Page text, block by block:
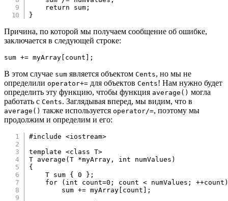
return sum ;
}
Причина, по которой мы получаем сообщение об ошибке,
заключается в следующей строке:
sum += myArray count ;
В этом случае sum является объектом Cents, но мы не
определили operator+= для объектов Cents! Нам нужно будет
определить эту функцию, чтобы функция average() могла
работать с Cents. Заглядывая вперед, мы видим, что в
average() также используется operator/=, поэтому мы
продолжим и определим и его:
#include
<iostream>
template
<class T>
T average (T *myArray , int numValues )
{
    T sum
{ 0 } ;
for
( int count=0 ; count < numValues ; ++count
        sum
+= myArray count
;